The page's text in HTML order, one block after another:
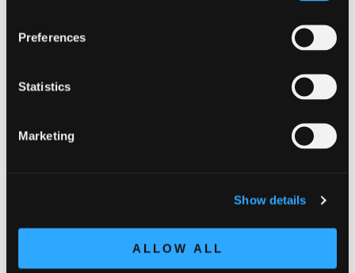
Preferences
Statistics
Marketing
Show details
ALLOW ALL